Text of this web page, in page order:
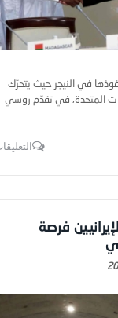
في النيجر حيث يتحرّك
المتحدة، في تقدّم روسي
فرصة